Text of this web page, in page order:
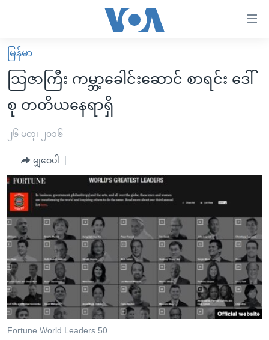
လွယ်ကူ
စေ
Link
များ
အကြောင်းအရာ
သို့
ကျော်
ကြည့်
ရန်
ပင်မ
အ
ညွန်း
စာမျက်နှာ
သို့
မူလစာမျက်နှာ
မြန်မာ
ကမ္ဘာ့သတင်းများ
နိုင်ငံတကာ
အစ္စရေး-ပါလက်စတိုင်း
ဗွီဒီယို
ရပ်ဝန်းတခု လမ်းတခု အလွန်
အင်္ဂလိပ်စာလေ့လာမယ်
အမေရိကန်သုံးအီဒီယံ
မကြေးမုံရဲ့ အင်္ဂလိပ်စာ
ရုပ်ရှင်ထဲက အင်္ဂလိပ်စာ
သုတပဒေသာ အင်္ဂလိပ်စာ
အပတ်စဉ်ကဏ္ဍများ
ရေဒီယို
တီဗွီ
ရေဒီယိုနှင့်ရုပ်သံ အချက်အလက်များ
ရေဒီယို/တီဗွီအစီအစဉ်
Learning English
ဗွီအိုအေ လူမှုကွန်ယက်များ
မြန်မာ
သြဇာကြီး ကမ္ဘာ့ခေါင်းဆောင် စာရင်း ဒေါ်
စု တတိယနေရာရှိ
၂၆ မတ္၊ ၂၀၁၆
မျှဝေပါ
Fortune World Leaders 50